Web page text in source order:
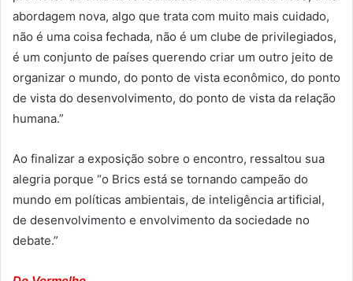
abordagem nova, algo que trata com muito mais cuidado,
não é uma coisa fechada, não é um clube de privilegiados,
é um conjunto de países querendo criar um outro jeito de
organizar o mundo, do ponto de vista econômico, do ponto
de vista do desenvolvimento, do ponto de vista da relação
humana.”
Ao finalizar a exposição sobre o encontro, ressaltou sua
alegria porque “o Brics está se tornando campeão do
mundo em políticas ambientais, de inteligência artificial,
de desenvolvimento e envolvimento da sociedade no
debate.”